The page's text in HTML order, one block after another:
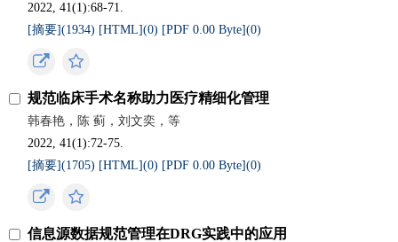
2022, 41(1):68-71.
[摘要](1934) [HTML](0) [PDF 0.00 Byte](0)
规范临床手术名称助力医疗精细化管理
韩春艳，陈 蓟，刘文奕，等
2022, 41(1):72-75.
[摘要](1705) [HTML](0) [PDF 0.00 Byte](0)
信息源数据规范管理在DRG实践中的应用